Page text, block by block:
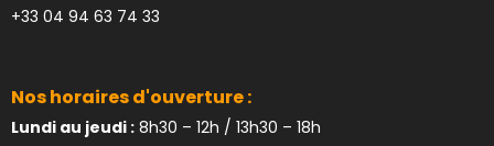
+33 04 94 63 74 33
Nos horaires d'ouverture :
Lundi au jeudi : 8h30 – 12h / 13h30 – 18h